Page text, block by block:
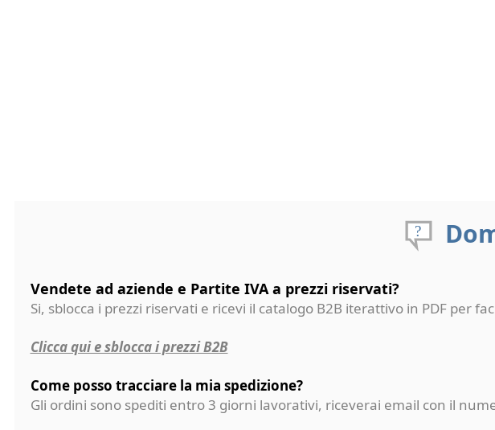
Vendete ad aziende e Partite IVA a prezzi riservati?
Si, sblocca i prezzi riservati e ricevi il catalogo B2B iterattivo in PDF per
Clicca qui e sblocca i prezzi B2B
Come posso tracciare la mia spedizione?
Gli ordini sono spediti entro 3 giorni lavorativi, riceverai email con il